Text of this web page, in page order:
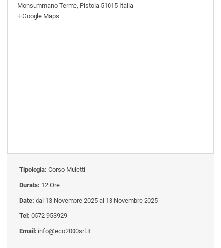
Monsummano Terme, Pistoia 51015 Italia
+ Google Maps
Tipologia: Corso Muletti
Durata: 12 Ore
Date: dal 13 Novembre 2025 al 13 Novembre 2025
Tel: 0572 953929
Email: info@eco2000srl.it